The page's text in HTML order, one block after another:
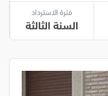
فترة الاسترداد
السنة الثالثة